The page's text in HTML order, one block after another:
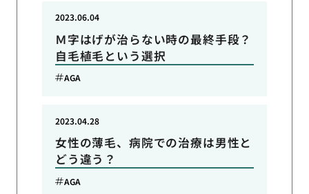
Ｍ字はげが治らない時の最終手段？
自毛植毛という選択
2023.06.04
AGA
女性の薄毛、病院での治療は男性と
どう違う？
2023.04.28
AGA